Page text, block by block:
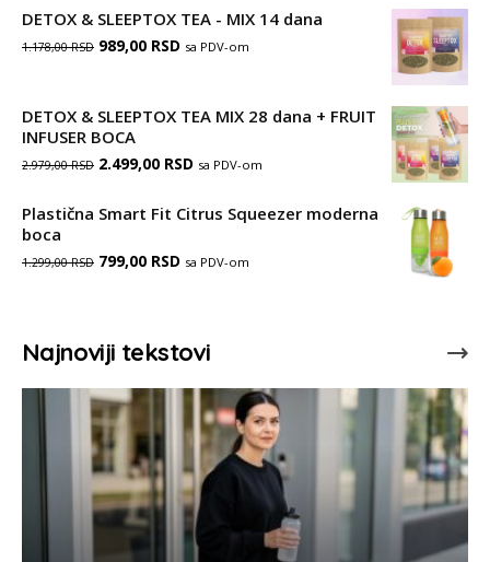
је
била:
је:
589,00 RSD.
DETOX & SLEEPTOX TEA - MIX 14 dana
1.178,00RSD Оригинална
је
била:
1.178,00 RSD.
989,00 RSD Тренутна
је:
sa PDV-om
DETOX & SLEEPTOX TEA MIX 28 dana + FRUIT
INFUSER BOCA
2.979,00RSD Оригинална
била:
2.499,00 RSD Тренутна
2.499,00 RSD.
sa PDV-om
Plastična Smart Fit Citrus Squeezer moderna
boca
1.299,00RSD Оригинална
била:
1.299,00 RSD.
799,00 RSD Тренутна
799,00 RSD.
sa PDV-om
Najnoviji tekstovi